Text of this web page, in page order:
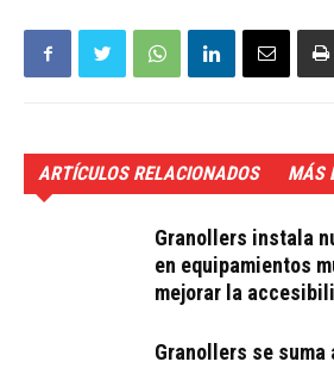
ARTÍCULOS RELACIONADOS MÁS
Granollers instala
en equipamientos
mejorar la
Granollers se suma